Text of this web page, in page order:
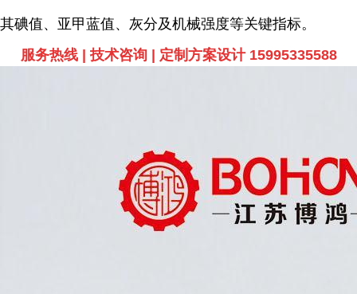
其碘值、亚甲蓝值、灰分及机械强度等关键指标。
服务热线 | 技术咨询 | 定制方案设计 15995335588